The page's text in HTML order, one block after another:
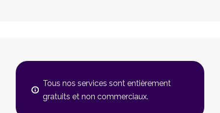
Tous nos services sont entièrement
gratuits et non commerciaux.